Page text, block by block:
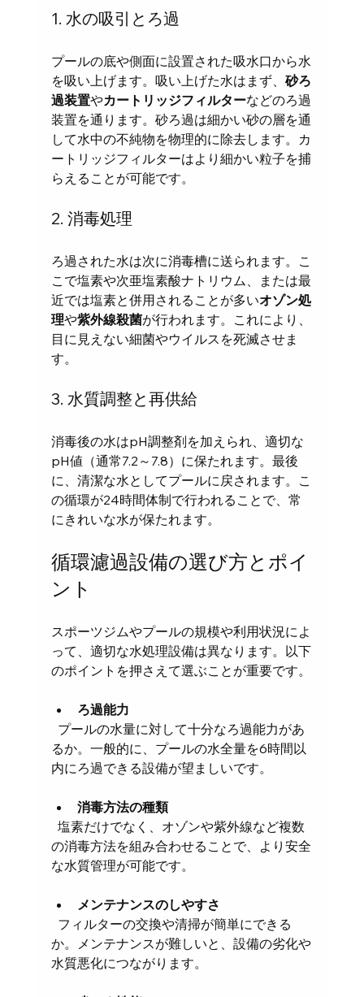
1. 水の吸引とろ過
プールの底や側面に設置された吸水口から水
を吸い上げます。吸い上げた水はまず、 砂ろ
過装置やカートリッジフィルターなどのろ過
装置を通ります。砂ろ過は細かい砂の層を通
して水中の不純物を物理的に除去します。カ
ートリッジフィルターはより細かい粒子を捕
らえることが可能です。
2. 消毒処理
ろ過された水は次に消毒槽に送られます。こ
こで塩素や次亜塩素酸ナトリウム、または最
近では塩素と併用されることが多いオゾン処
理や紫外線殺菌が行われます。これにより、
目に見えない細菌やウイルスを死滅させま
す。
3. 水質調整と再供給
消毒後の水はpH調整剤を加えられ、適切な
pH値（通常7.2～7.8）に保たれます。最後
に、清潔な水としてプールに戻されます。こ
の循環が24時間体制で行われることで、常
にきれいな水が保たれます。
循環濾過設備の選び方とポイ
ント
スポーツジムやプールの規模や利用状況によ
って、適切な水処理設備は異なります。以下
のポイントを押さえて選ぶことが重要です。
ろ過能力
るか。一般的に、プールの水全量を6時間以
内にろ過できる設備が望ましいです。
消毒方法の種類
の消毒方法を組み合わせることで、より安全
な水質管理が可能です。
メンテナンスのしやすさ
か。メンテナンスが難しいと、設備の劣化や
水質悪化につながります。